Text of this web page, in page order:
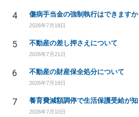
4 傷病手当金の強制執行はできますか
2026年7月18日
5 不動産の差し押さえについて
2026年7月21日
6 不動産の財産保全処分について
2026年7月19日
7 養育費減額調停で生活保護受給が
2026年7月10日